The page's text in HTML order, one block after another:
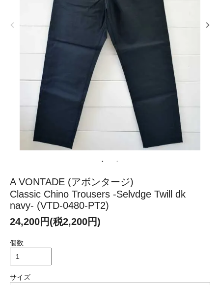
A VONTADE (アボンタージ)
Classic Chino Trousers -Selvdge Twill dk
navy- (VTD-0480-PT2)
24,200円(税2,200円)
個数
サイズ